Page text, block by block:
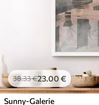
38.33€23.00 €
Sunny-Galerie